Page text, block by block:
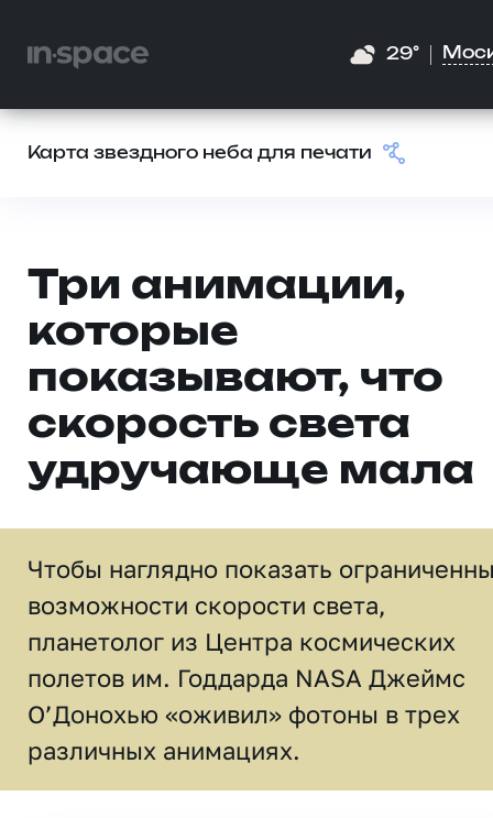
29°
Карта звездного неба для печати
Три анимации,
которые
показывают, что
скорость света
удручающе мала
Чтобы наглядно показать
возможности скорости света,
планетолог из Центра космических
полетов им. Годдарда NASA Джеймс
О’Донохью «оживил» фотоны в трех
различных анимациях.